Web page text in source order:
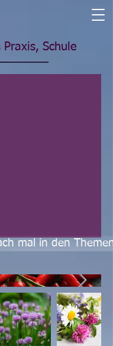
Schule
mal in den